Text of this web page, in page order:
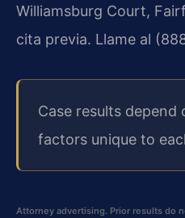
Williamsburg Court,
cita previa. Llame al
Case results depend
factors unique to
Attorney advertising. Prior results do